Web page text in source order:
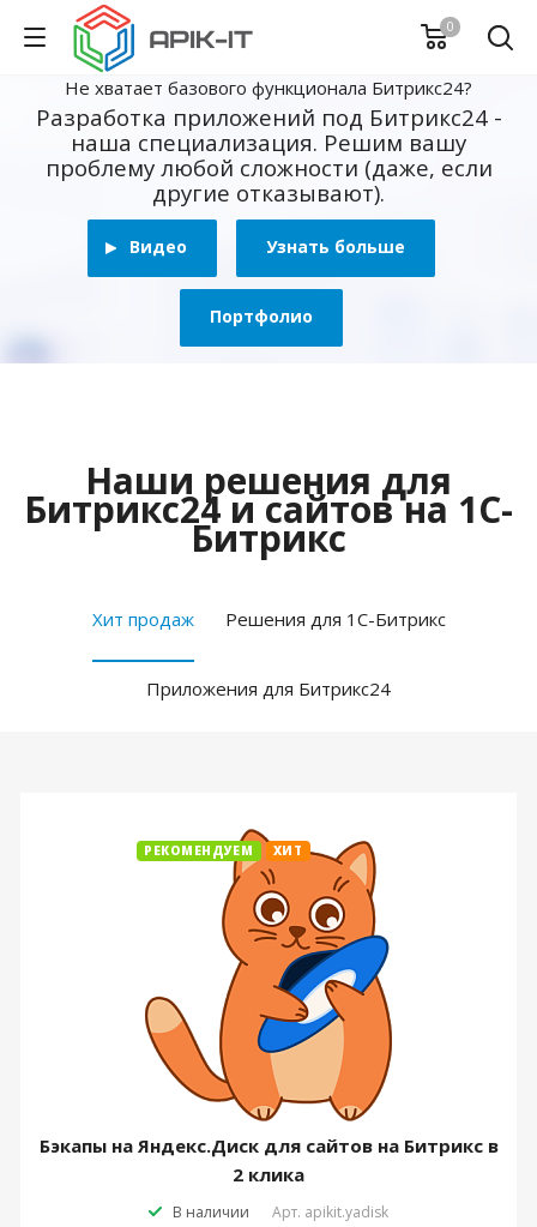
0
Не хватает базового функционала Битрикс24?
Разработка приложений под Битрикс24 -
наша специализация. Решим вашу
проблему любой сложности (даже, если
другие отказывают).
Видео Узнать больше
Портфолио
Наши решения для
Битрикс24 и сайтов на 1С-
Битрикс
Хит продаж Решения для 1С-Битрикс
Приложения для Битрикс24
РЕКОМЕНДУЕМ ХИТ
Бэкапы на Яндекс.Диск для сайтов на Битрикс в
2 клика
В наличии Арт. apikit.yadisk